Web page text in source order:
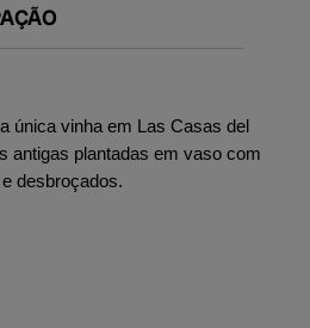
única vinha em Las Casas del
antigas plantadas em vaso com
desbroçados.